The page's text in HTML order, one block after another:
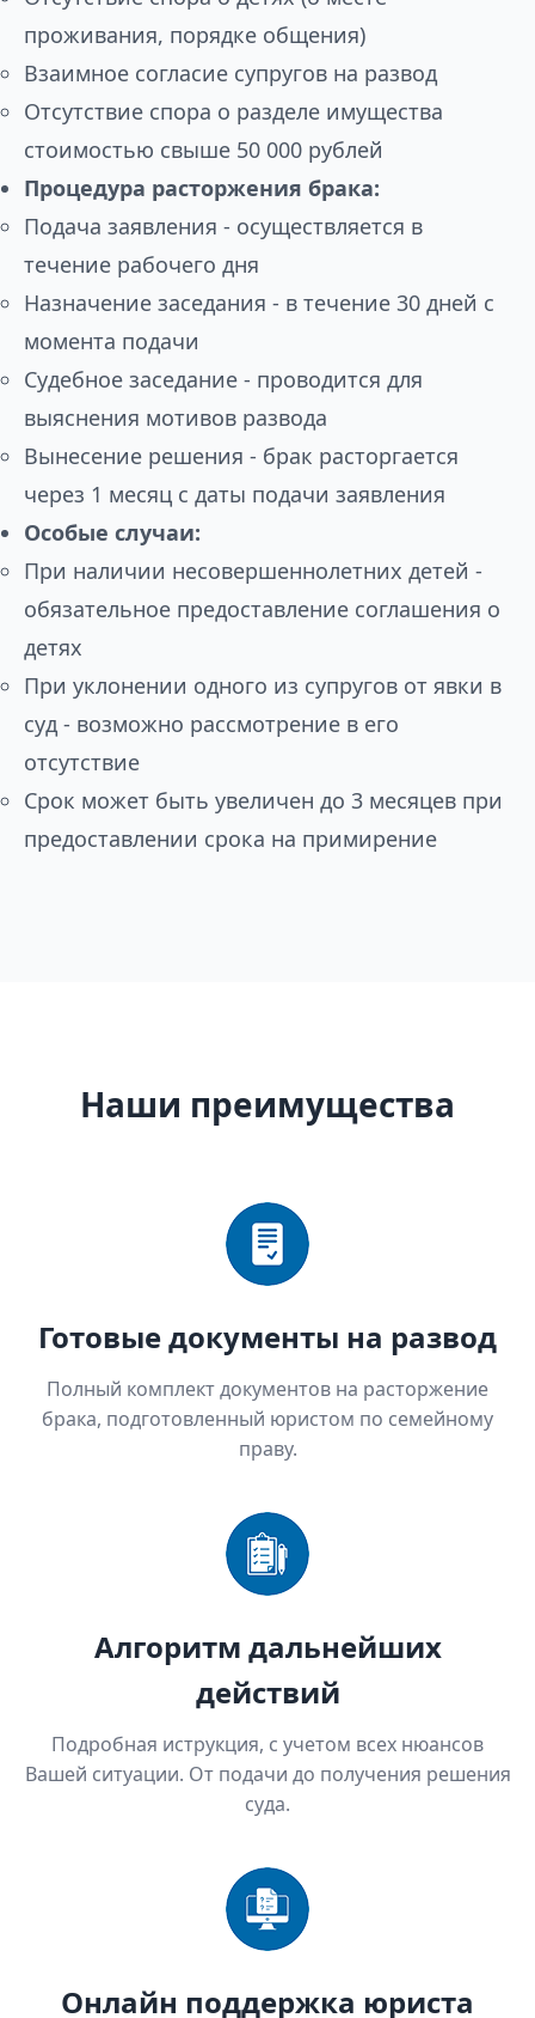
проживания, порядке общения)
Взаимное согласие супругов на развод
Отсутствие спора о разделе имущества
стоимостью свыше 50 000 рублей
Процедура расторжения брака:
Подача заявления - осуществляется в
течение рабочего дня
Назначение заседания - в течение 30 дней с
момента подачи
Судебное заседание - проводится для
выяснения мотивов развода
Вынесение решения - брак расторгается
через 1 месяц с даты подачи заявления
Особые случаи:
При наличии несовершеннолетних детей -
обязательное предоставление соглашения о
детях
При уклонении одного из супругов от явки в
суд - возможно рассмотрение в его
отсутствие
Срок может быть увеличен до 3 месяцев при
предоставлении срока на примирение
Наши преимущества
Готовые документы на развод
Полный комплект документов на расторжение
брака, подготовленный юристом по семейному
праву.
Алгоритм дальнейших
действий
Подробная иструкция, с учетом всех нюансов
Вашей ситуации. От подачи до получения решения
суда.
Онлайн поддержка юриста